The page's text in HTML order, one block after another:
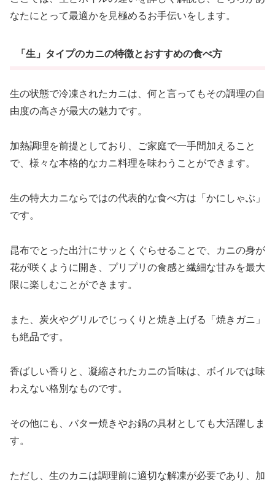
なたにとって最適かを見極めるお手伝いをします。
「生」タイプのカニの特徴とおすすめの食べ方
生の状態で冷凍されたカニは、何と言ってもその調理の自
由度の高さが最大の魅力です。
加熱調理を前提としており、ご家庭で一手間加えること
で、様々な本格的なカニ料理を味わうことができます。
生の特大カニならではの代表的な食べ方は「かにしゃぶ」
です。
昆布でとった出汁にサッとくぐらせることで、カニの身が
花が咲くように開き、プリプリの食感と繊細な甘みを最大
限に楽しむことができます。
また、炭火やグリルでじっくりと焼き上げる「焼きガニ」
も絶品です。
香ばしい香りと、凝縮されたカニの旨味は、ボイルでは味
わえない格別なものです。
その他にも、バター焼きやお鍋の具材としても大活躍しま
す。
ただし、生のカニは調理前に適切な解凍が必要であり、加